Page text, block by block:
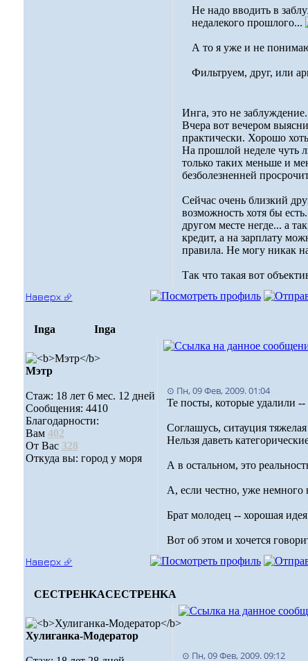
Не надо вводить в
недалекого прошлого...
А то я уже и не
Фильтруем, друг, или
Инга, это не
Вчера вот вечером
практически. Хорошо
На прошлой неделе чуть
только таких меньше и
безболезненней
Сейчас очень близкий
возможность хотя бы
другом месте негде... а
кредит, а на зарплату
правила. Не могу никак
Так что такая вот
Наверх ⮵
Inga Inga
Мэтр
Стаж: 18 лет 6 мес. 12 дней
Сообщения: 4410
Благодарности:
Вам 402
От Вас 328
Откуда вы: город у моря
⊙ Пн, 09 Фев, 2009. 01:04
Те посты, которые удалили
Соглашусь, ситауция
Нельзя даветь
А в остальном, это
А, если честно, уже немного
Брат молодец -- хорошая
Вот об этом и хочется
Наверх ⮵
CECTPEHKACECTPEHKA
Хулиганка-Модератор
⊙ Пн, 09 Фев, 2009. 09:12